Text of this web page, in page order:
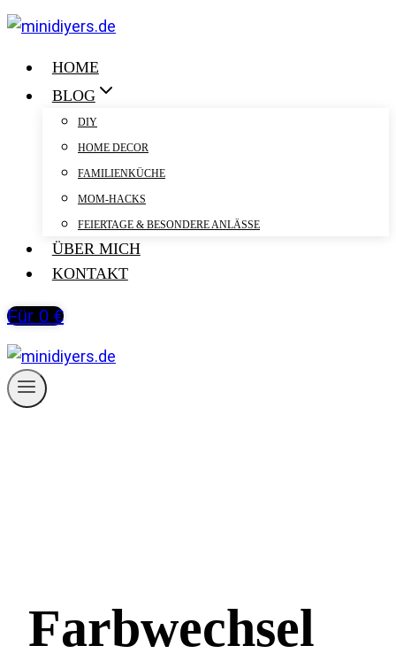
Zum
springenHOME
BLOG
DIY
HOME DECOR
FAMILIENKÜCHE
MOM-HACKS
FEIERTAGE & BESONDERE ANLÄSSE
ÜBER MICH
KONTAKT
Für 0 €
Farbwechsel